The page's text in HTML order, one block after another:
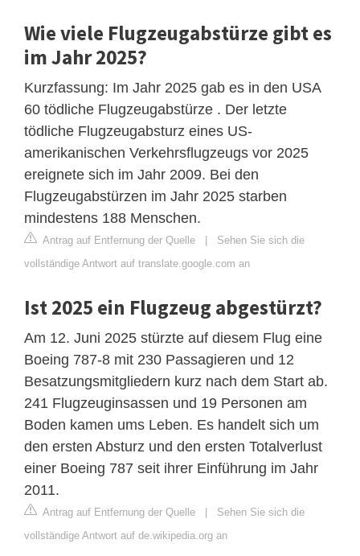
Wie viele Flugzeugabstürze gibt es
im Jahr 2025?
Kurzfassung: Im Jahr 2025 gab es in den USA
60 tödliche Flugzeugabstürze . Der letzte
tödliche Flugzeugabsturz eines US-
amerikanischen Verkehrsflugzeugs vor 2025
ereignete sich im Jahr 2009. Bei den
Flugzeugabstürzen im Jahr 2025 starben
mindestens 188 Menschen.
Antrag auf Entfernung der Quelle
Sehen Sie sich die
vollständige Antwort auf translate.google.com an
Ist 2025 ein Flugzeug abgestürzt?
Am 12. Juni 2025 stürzte auf diesem Flug eine
Boeing 787-8 mit 230 Passagieren und 12
Besatzungsmitgliedern kurz nach dem Start ab.
241 Flugzeuginsassen und 19 Personen am
Boden kamen ums Leben. Es handelt sich um
den ersten Absturz und den ersten Totalverlust
einer Boeing 787 seit ihrer Einführung im Jahr
2011.
Antrag auf Entfernung der Quelle
Sehen Sie sich die
vollständige Antwort auf de.wikipedia.org an